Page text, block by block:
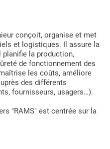
conçoit, organise et met
et logistiques. Il assure la
planifie la production,
de fonctionnement des
les coûts, améliore
des différents
fournisseurs, usagers…).
"RAMS" est centrée sur la